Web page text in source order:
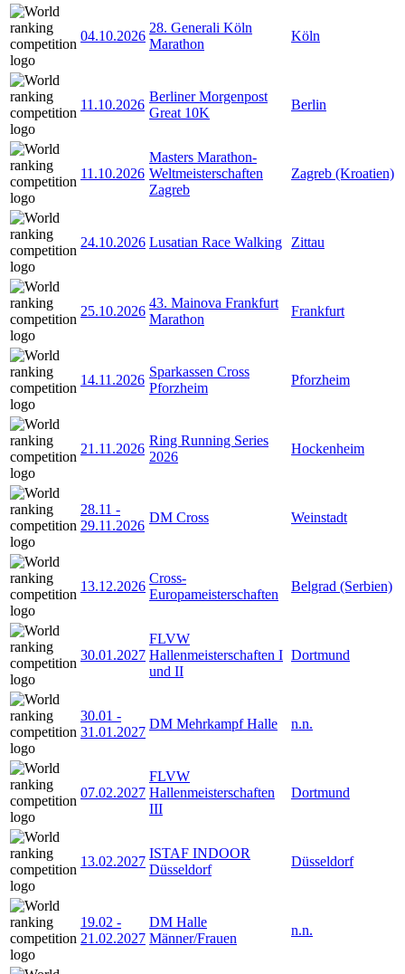
04.10.2026
28. Generali Köln
Marathon
Köln
11.10.2026
Berliner Morgenpost
Great 10K
Berlin
11.10.2026
Masters Marathon-
Weltmeisterschaften
Zagreb
Zagreb (Kroatien)
24.10.2026 Lusatian Race Walking Zittau
25.10.2026
43. Mainova Frankfurt
Marathon
Frankfurt
14.11.2026
Sparkassen Cross
Pforzheim
Pforzheim
21.11.2026
Ring Running Series
2026
Hockenheim
28.11 -
29.11.2026
DM Cross Weinstadt
13.12.2026
Cross-
Europameisterschaften
Belgrad (Serbien)
30.01.2027
FLVW
Hallenmeisterschaften I
und II
Dortmund
30.01 -
31.01.2027
DM Mehrkampf Halle n.n.
07.02.2027
FLVW
Hallenmeisterschaften
III
Dortmund
13.02.2027
ISTAF INDOOR
Düsseldorf
Düsseldorf
19.02 -
21.02.2027
DM Halle
Männer/Frauen
n.n.